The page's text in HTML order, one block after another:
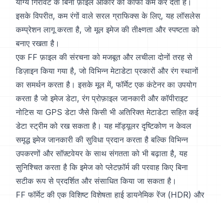
योग्य गिरावट के बिना फ़ाइल आकार को काफी कम कर देता है।
इसके विपरीत, कम रंगों वाले सरल ग्राफिक्स के लिए, यह लॉसलेस
कम्प्रेशन लागू करता है, जो मूल इमेज की तीक्ष्णता और स्पष्टता को
बनाए रखता है।
एक FF फ़ाइल की संरचना को मजबूत और लचीला दोनों तरह से
डिज़ाइन किया गया है, जो विभिन्न मेटाडेटा प्रकारों और रंग स्थानों
का समर्थन करता है। इसके मूल में, फॉर्मेट एक कंटेनर का उपयोग
करता है जो इमेज डेटा, रंग प्रोफ़ाइल जानकारी और कॉपीराइट
नोटिस या GPS डेटा जैसे किसी भी अतिरिक्त मेटाडेटा सहित कई
डेटा स्ट्रीम को रख सकता है। यह मॉड्यूलर दृष्टिकोण न केवल
समृद्ध इमेज जानकारी की सुविधा प्रदान करता है बल्कि विभिन्न
उपकरणों और सॉफ़्टवेयर के साथ संगतता को भी बढ़ाता है, यह
सुनिश्चित करता है कि इमेज को प्लेटफ़ॉर्म की परवाह किए बिना
सटीक रूप से प्रदर्शित और संसाधित किया जा सकता है।
FF फॉर्मेट की एक विशिष्ट विशेषता हाई डायनेमिक रेंज (HDR) और